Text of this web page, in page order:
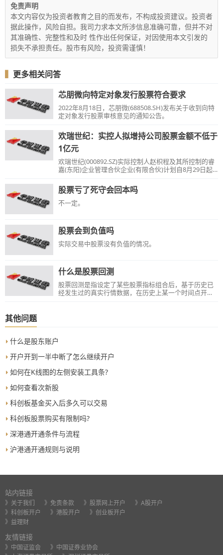
免责声明
本文内容仅为投资者教育之目的而发布，不构成投资建议。投资者
据此操作，风险自担。我司力求本文所涉信息准确可靠，但并不对
其准确性、完整性和及时 性作出任何保证，对因使用本文引发的
损失不承担责任。股市有风险，投资需谨慎！
▍ 更多相关问答
芯朋微向特定对象发行股票符合要求
2022年8月18日，芯朋微(688508.SH)发布关于收到向特
定对象发行股票审核意见的通知公告。
欢瑞世纪：实控人拟增持公司股票金额不低于
1亿元
欢瑞世纪(000892.SZ)实际控制人赵枳程及其所控制的睿
嘉(东阳)企业管理合伙企业(有限合伙)计划自8月29日起6
股票。
股票亏了死守会回本吗
不一定。
股票会到负值吗
实际交易中股票没有负值的情况。
什么是股票回测
股票回测是指设定了某些股票指标组合后，基于历史已
经发生过的真实行情数据，在历史上某一个时间点开
其他问题
什么是股东账户
开户开到一半中断了怎么继续开户
如何在K线图的左侧安装工具条?
如何查看次新股
科创板基金买入后多久可以交易
科创板股票购买有限制吗?
深港通开通条件与流程
沪港通开通规则与说明
站内链接
》关于我们 》免责条款 》股票网上开户
》A股开户
》科创板开户
》港股开户
》创业板开户
》益理财
友情链接
》中国证监会
》中国证券业协会